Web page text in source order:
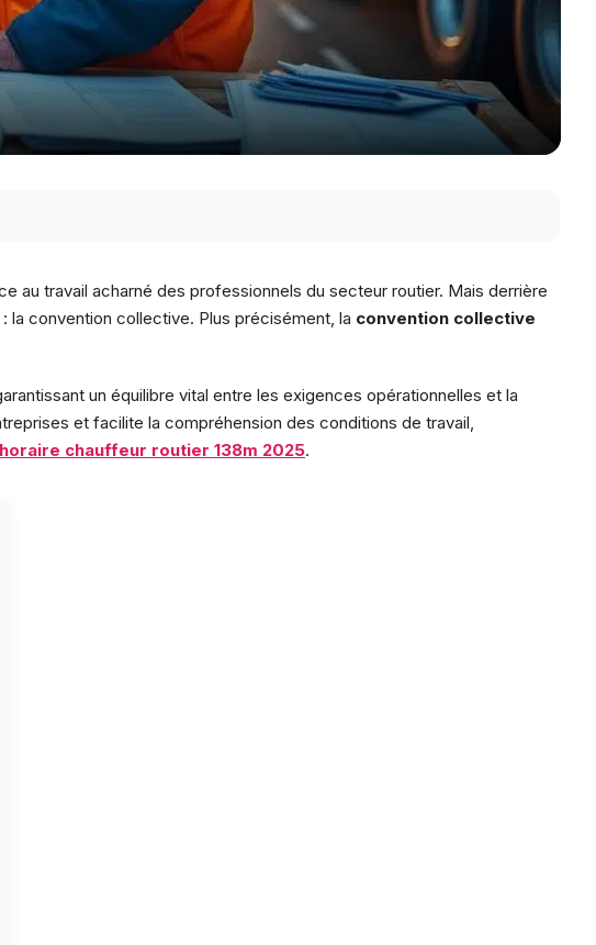
au travail acharné des professionnels du secteur routier. Mais derrière
la convention collective. Plus précisément, la convention collective
un équilibre vital entre les exigences opérationnelles et la
et facilite la compréhension des conditions de travail,
chauffeur routier 138m 2025.